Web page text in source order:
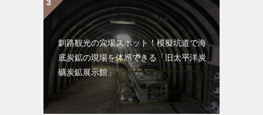
釧路観光の穴場スポット！模擬坑道で海
底炭鉱の現場を体感できる「旧太平洋炭
礦炭鉱展示館」